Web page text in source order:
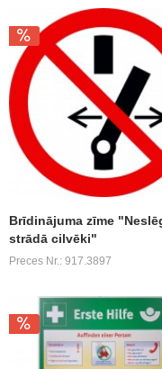
Brīdinājuma zīme
strādā cilvēki"
Preces Nr.: 917.3897